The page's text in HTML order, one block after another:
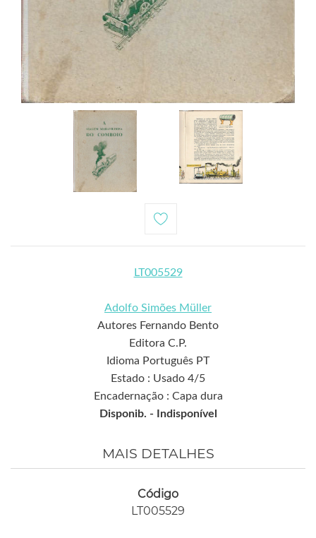
LT005529
Adolfo Simões Müller
Autores Fernando Bento
Editora C.P.
Idioma Português PT
Estado : Usado 4/5
Encadernação : Capa dura
Disponib. -
Indisponível
MAIS DETALHES
Código
LT005529